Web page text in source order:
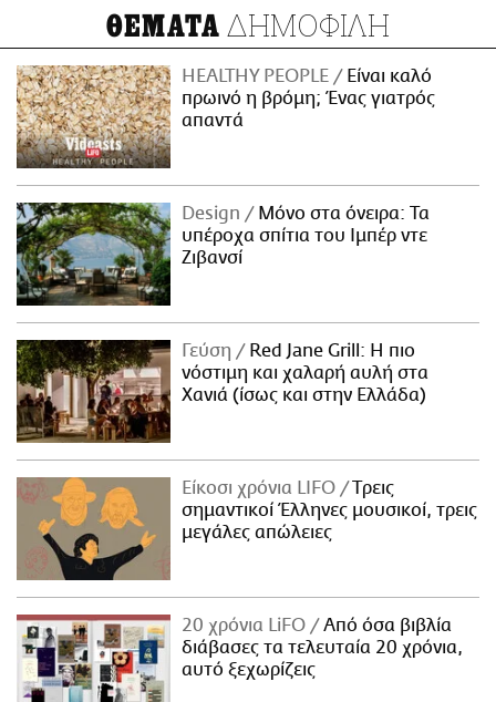
ΘΕΜΑΤΑ ΔΗΜΟΦΙΛΗ
HEALTHY PEOPLE
Είναι καλό
πρωινό η βρόμη; Ένας γιατρός
απαντά
Design
Μόνο στα όνειρα: Τα
υπέροχα σπίτια του Ιμπέρ ντε
Ζιβανσί
Γεύση
Red Jane Grill: Η πιο
νόστιμη και χαλαρή αυλή στα
Χανιά (ίσως και στην Ελλάδα)
Είκοσι χρόνια LIFO
Tρεις
σημαντικοί Έλληνες μουσικοί, τρεις
μεγάλες απώλειες
20 χρόνια LiFO
Από όσα βιβλία
διάβασες τα τελευταία 20 χρόνια,
αυτό ξεχωρίζεις